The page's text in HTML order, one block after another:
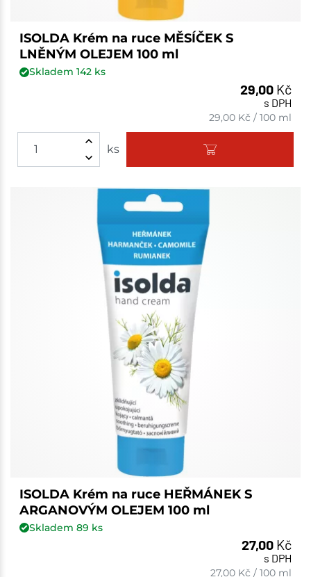
ISOLDA Krém na ruce MĚSÍČEK S
LNĚNÝM OLEJEM 100 ml
Skladem 142ks
29,00 Kč
s DPH
29,00 Kč /100 ml
ks
ISOLDA Krém na ruce HEŘMÁNEK S
ARGANOVÝM OLEJEM 100 ml
Skladem 89 ks
27,00 Kč
s DPH
27,00 Kč /100 ml